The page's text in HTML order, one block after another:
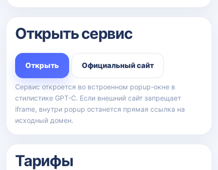
Открыть сервис
Открыть Официальный сайт
Сервис откроется во встроенном popup-окне в
стилистике GPT-C. Если внешний сайт запрещает
iframe, внутри popup останется прямая ссылка на
исходный домен.
Тарифы